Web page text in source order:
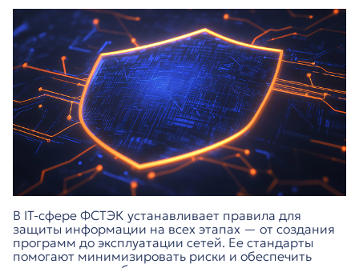
В IT-сфере ФСТЭК устанавливает правила для
защиты информации на всех этапах — от создания
программ до эксплуатации сетей. Ее стандарты
помогают минимизировать риски и обеспечить